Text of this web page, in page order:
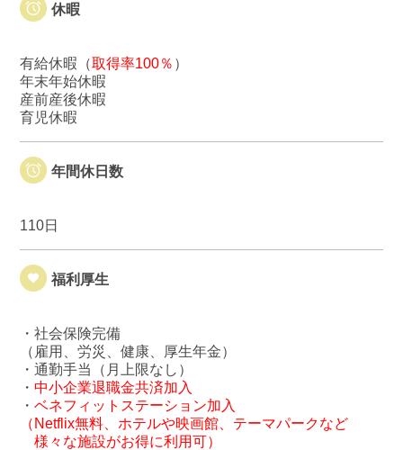
休暇
有給休暇（取得率100％ ）
年末年始休暇
産前産後休暇
育児休暇
年間休日数
110日
福利厚生
・社会保険完備
（雇用、労災、健康、厚生年金）
・通勤手当（月上限なし）
・ 中小企業退職金共済加入
・ ベネフィットステーション加入
（Netflix無料、ホテルや映画館、テーマパークなど
様々な施設がお得に利用可）